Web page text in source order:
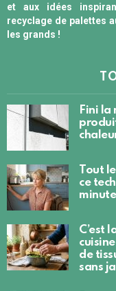
et aux idées
recyclage de palettes
les grands !
Fini la
Tout
ce
C’est
de
sans